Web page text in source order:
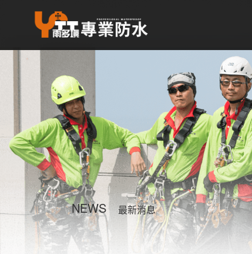
NEWS 最新消息